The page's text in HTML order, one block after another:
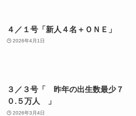
４／１号「新人４名＋ＯＮＥ」
2026年4月1日
３／３号「 昨年の出生数最少７
０.５万人 」
2026年3月4日